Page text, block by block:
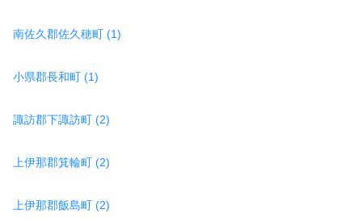
南佐久郡佐久穂町 (1)
小県郡長和町 (1)
諏訪郡下諏訪町 (2)
上伊那郡箕輪町 (2)
上伊那郡飯島町 (2)